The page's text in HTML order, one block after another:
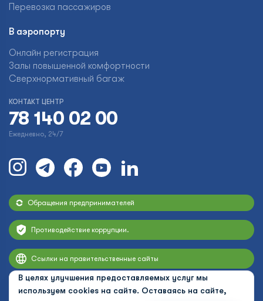
В целях улучшения предоставляемых услуг мы
используем cookies на сайте. Оставаясь на сайте,
Перевозка пассажиров
В аэропорту
Онлайн регистрация
Залы повышенной комфортности
Сверхнормативный багаж
КОНТАКТ ЦЕНТР
78 140 02 00
Ежедневно, 24/7
Обращения предпринимателей
Противодействие коррупции.
Ссылки на правительственные сайты